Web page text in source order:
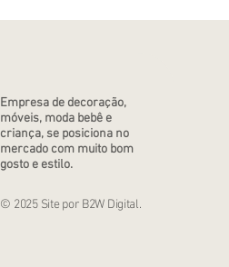
Empresa de decoração,
móveis, moda bebê e
criança, se posiciona no
mercado com muito bom
gosto e estilo.
© 2025 Site por B2W Digital.